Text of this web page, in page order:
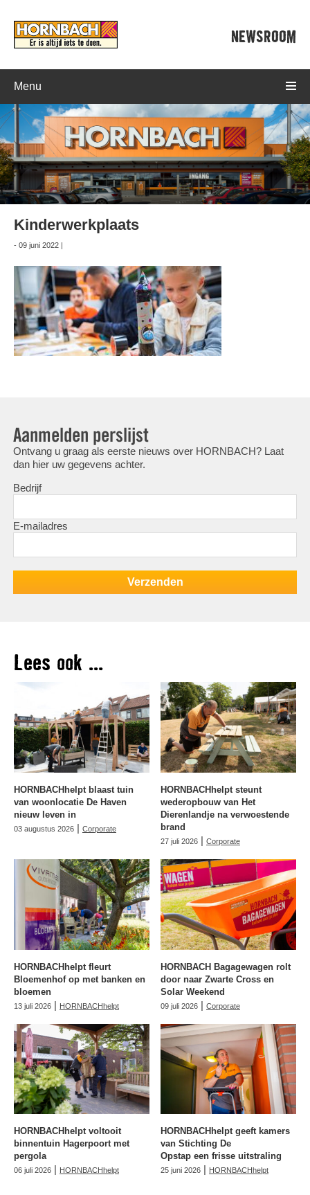
NEWSROOM
Menu
Kinderwerkplaats
- 09 juni 2022 |
Aanmelden perslijst
Ontvang u graag als eerste nieuws over HORNBACH? Laat
dan hier uw gegevens achter.
Bedrijf
E-mailadres
Lees ook ...
HORNBACHhelpt blaast tuin
van woonlocatie De Haven
nieuw leven in
03 augustus 2026 | Corporate
HORNBACHhelpt steunt
wederopbouw van Het
Dierenlandje na verwoestende
brand
27 juli 2026 | Corporate
HORNBACHhelpt fleurt
Bloemenhof op met banken en
bloemen
13 juli 2026 | HORNBACHhelpt
HORNBACH Bagagewagen rolt
door naar Zwarte Cross en
Solar Weekend
09 juli 2026 | Corporate
HORNBACHhelpt voltooit
binnentuin Hagerpoort met
pergola
06 juli 2026 | HORNBACHhelpt
HORNBACHhelpt geeft kamers
van Stichting De
Opstap een frisse uitstraling
25 juni 2026 | HORNBACHhelpt